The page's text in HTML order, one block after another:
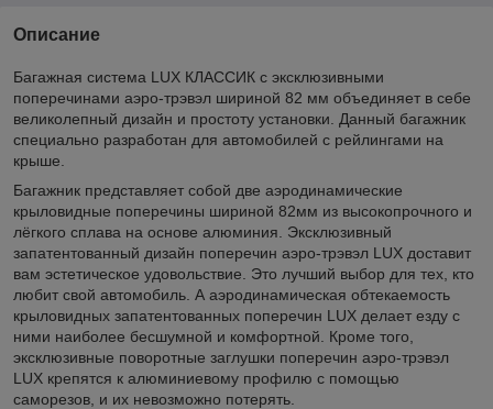
Описание
Багажная система LUX КЛАССИК с эксклюзивными
поперечинами аэро-трэвэл шириной 82 мм объединяет в себе
великолепный дизайн и простоту установки. Данный багажник
специально разработан для автомобилей с рейлингами на
крыше.
Багажник представляет собой две аэродинамические
крыловидные поперечины шириной 82мм из высокопрочного и
лёгкого сплава на основе алюминия. Эксклюзивный
запатентованный дизайн поперечин аэро-трэвэл LUX доставит
вам эстетическое удовольствие. Это лучший выбор для тех, кто
любит свой автомобиль. А аэродинамическая обтекаемость
крыловидных запатентованных поперечин LUX делает езду с
ними наиболее бесшумной и комфортной. Кроме того,
эксклюзивные поворотные заглушки поперечин аэро-трэвэл
LUX крепятся к алюминиевому профилю с помощью
саморезов, и их невозможно потерять.